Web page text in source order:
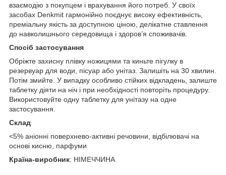
взаємодію з покупцем і врахування його потреб. У своїх
засобах Denkmit гармонійно поєднує високу ефективність,
преміальну якість за доступною ціною, делікатне ставлення
до навколишнього середовища і здоров’я споживачів.
Спосіб застосування
Обріжте захисну плівку ножицями та киньте пігулку в
резервуар для води, пісуар або унітаз. Залишіть на 30 хвилин.
Потім змийте. У випадку особливо стійких відкладень, залиште
таблетку діяти на ніч і при необхідності повторіть процедуру.
Використовуйте одну таблетку для унітазу на одне
застосування.
Склад
<5% аніонні поверхнево-активні речовини, відбілювачі на
основі кисню, парфуми
Країна-виробник: НІМЕЧЧИНА